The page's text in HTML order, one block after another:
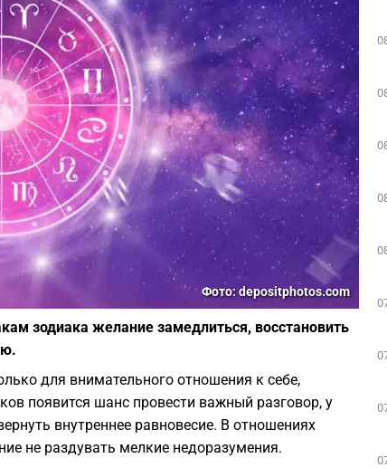
Фото: depositphotos.com
зодиака желание замедлиться, восстановить
для внимательного отношения к себе,
появится шанс провести важный разговор, у
внутреннее равновесие. В отношениях
не раздувать мелкие недоразумения.